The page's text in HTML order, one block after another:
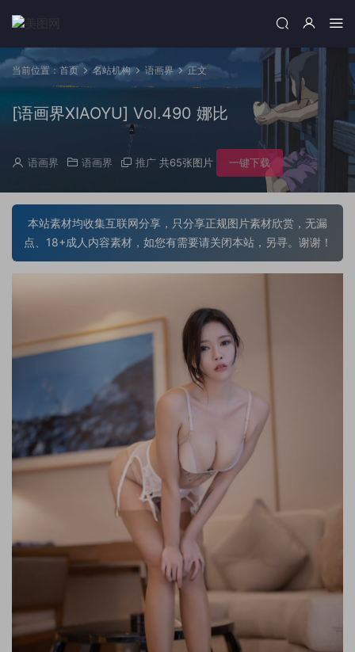
当前位置： 首页 名站机构 语画界 正文
[语画界XIAOYU] Vol.490 娜比
语画界 语画界 推广 共65张图片 一键下载
本站素材均收集互联网分享，只分享正规图片素材欣赏，无漏
点、18+成人内容素材，如您有需要请关闭本站，另寻。谢谢！